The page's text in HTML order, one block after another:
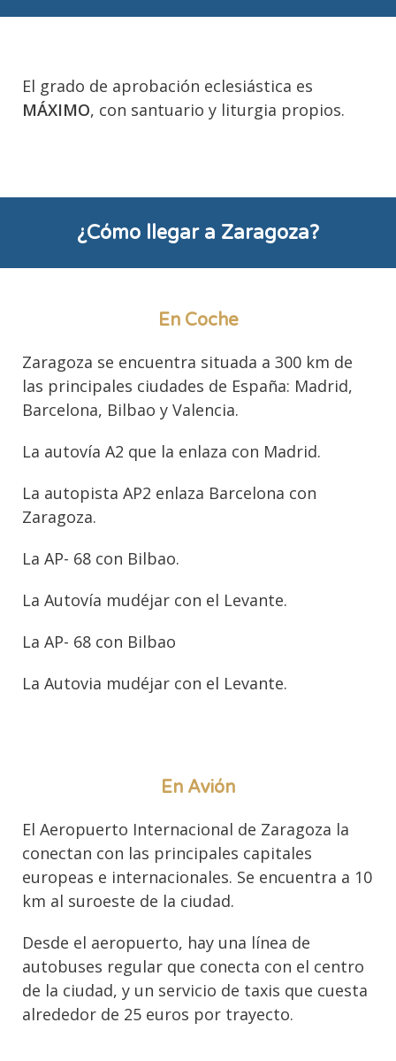
El grado de aprobación eclesiástica es
MÁXIMO, con santuario y liturgia propios.
¿Cómo llegar a Zaragoza?
En Coche
Zaragoza se encuentra situada a 300 km de
las principales ciudades de España: Madrid,
Barcelona, Bilbao y Valencia.
La autovía A2 que la enlaza con Madrid.
La autopista AP2 enlaza Barcelona con
Zaragoza.
La AP- 68 con Bilbao.
La Autovía mudéjar con el Levante.
La AP- 68 con Bilbao
La Autovia mudéjar con el Levante.
En Avión
El Aeropuerto Internacional de Zaragoza la
conectan con las principales capitales
europeas e internacionales. Se encuentra a 10
km al suroeste de la ciudad.
Desde el aeropuerto, hay una línea de
autobuses regular que conecta con el centro
de la ciudad, y un servicio de taxis que cuesta
alrededor de 25 euros por trayecto.